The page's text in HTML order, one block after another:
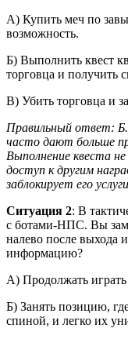
А) Купить меч по
возможность.
Б) Выполнить квест
торговца и получить
В) Убить торговца и
Правильный ответ:
часто дают больше
Выполнение квеста
доступ к другим
заблокирует его
Ситуация 2: В
с ботами-НПС. Вы
налево после выхода
информацию?
А) Продолжать
Б) Занять позицию,
спиной, и легко их